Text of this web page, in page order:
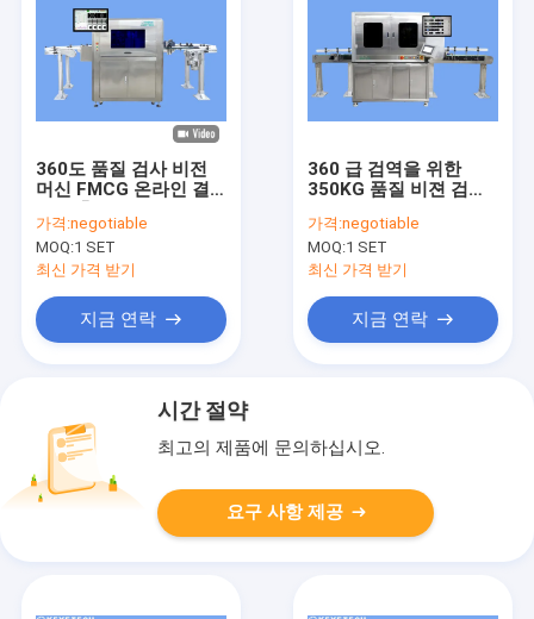
360도 품질 검사 비전
머신 FMCG 온라인 결
가격:negotiable
MOQ:1 SET
최신 가격 받기
지금 연락
360 급 검역을 위한
350KG 품질 비젼 검사
가격:negotiable
MOQ:1 SET
최신 가격 받기
지금 연락
시간 절약
최고의 제품에 문의하십시오.
요구 사항 제공